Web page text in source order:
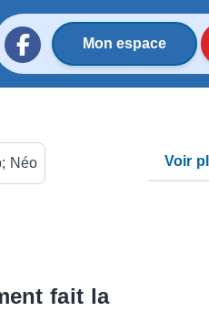
Mon espace
Néo Voir
fait la